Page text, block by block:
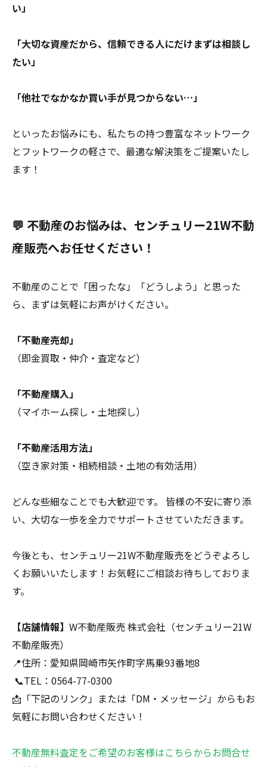
い」
「大切な資産だから、信頼できる人にだけまずは相談し
たい」
「他社でなかなか買い手が見つからない…」
といったお悩みにも、私たちの持つ豊富なネットワーク
とフットワークの軽さで、最適な解決策をご提案いたし
ます！
💬 不動産のお悩みは、センチュリー21W不動
産販売へお任せください！
不動産のことで「困ったな」「どうしよう」と思った
ら、まずは気軽にお声がけください。
「不動産売却」
（即金買取・仲介・査定など）
「不動産購入」
（マイホーム探し・土地探し）
「不動産活用方法」
（空き家対策・相続相談・土地の有効活用）
どんな些細なことでも大歓迎です。 皆様の不安に寄り添
い、大切な一歩を全力でサポートさせていただきます。
今後とも、センチュリー21W不動産販売をどうぞよろし
くお願いいたします！お気軽にご相談お待ちしておりま
す。
【店舗情報】 W不動産販売 株式会社（センチュリー21W
不動産販売）
📍住所：愛知県岡崎市矢作町字馬乗93番地8
📞TEL：0564-77-0300
📩「下記のリンク」または「DM・メッセージ」からもお
気軽にお問い合わせください！
不動産無料査定をご希望のお客様はこちらからお問合せ